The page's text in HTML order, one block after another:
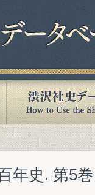
年史. 第5